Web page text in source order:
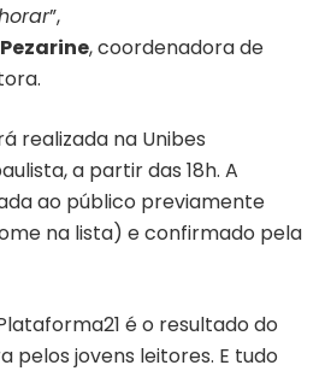
”,
, coordenadora de
realizada na Unibes
a partir das 18h. A
ao público previamente
na lista) e confirmado pela
é o resultado do
pelos jovens leitores. E tudo